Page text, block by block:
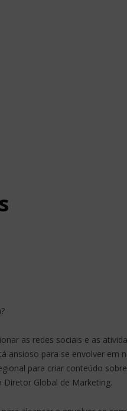
as redes sociais e as
para se envolver em
para criar conteúdo
Global de Marketing.